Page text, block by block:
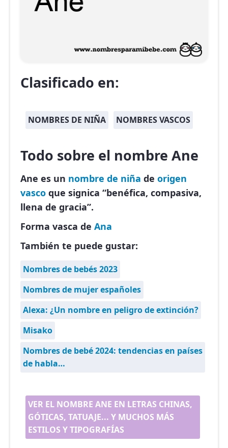
Clasificado en:
NOMBRES DE NIÑA NOMBRES VASCOS
Todo sobre el nombre Ane
Ane es un nombre de niña de origen
vasco que signica “benéfica, compasiva,
llena de gracia”.
Forma vasca de Ana
También te puede gustar:
Nombres de bebés 2023
Nombres de mujer españoles
Alexa: ¿Un nombre en peligro de extinción?
Misako
Nombres de bebé 2024: tendencias en países
de habla…
VER EL NOMBRE ANE EN LETRAS CHINAS,
GÓTICAS, TATUAJE... Y MUCHOS MÁS
ESTILOS Y TIPOGRAFÍAS